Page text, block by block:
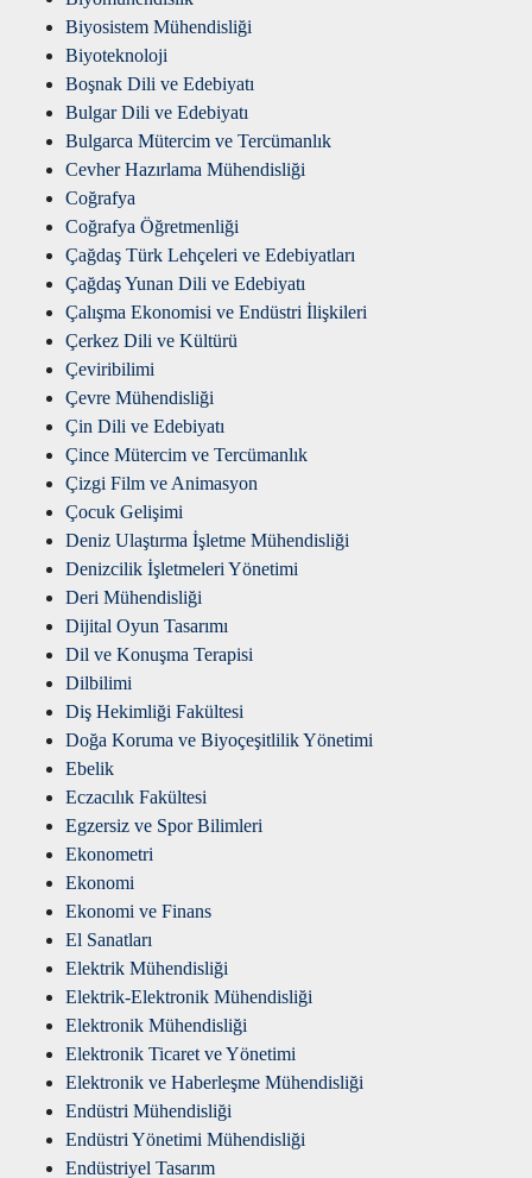
Biyosistem Mühendisliği
Biyoteknoloji
Boşnak Dili ve Edebiyatı
Bulgar Dili ve Edebiyatı
Bulgarca Mütercim ve Tercümanlık
Cevher Hazırlama Mühendisliği
Coğrafya
Coğrafya Öğretmenliği
Çağdaş Türk Lehçeleri ve Edebiyatları
Çağdaş Yunan Dili ve Edebiyatı
Çalışma Ekonomisi ve Endüstri İlişkileri
Çerkez Dili ve Kültürü
Çeviribilimi
Çevre Mühendisliği
Çin Dili ve Edebiyatı
Çince Mütercim ve Tercümanlık
Çizgi Film ve Animasyon
Çocuk Gelişimi
Deniz Ulaştırma İşletme Mühendisliği
Denizcilik İşletmeleri Yönetimi
Deri Mühendisliği
Dijital Oyun Tasarımı
Dil ve Konuşma Terapisi
Dilbilimi
Diş Hekimliği Fakültesi
Doğa Koruma ve Biyoçeşitlilik Yönetimi
Ebelik
Eczacılık Fakültesi
Egzersiz ve Spor Bilimleri
Ekonometri
Ekonomi
Ekonomi ve Finans
El Sanatları
Elektrik Mühendisliği
Elektrik-Elektronik Mühendisliği
Elektronik Mühendisliği
Elektronik Ticaret ve Yönetimi
Elektronik ve Haberleşme Mühendisliği
Endüstri Mühendisliği
Endüstri Yönetimi Mühendisliği
Endüstriyel Tasarım